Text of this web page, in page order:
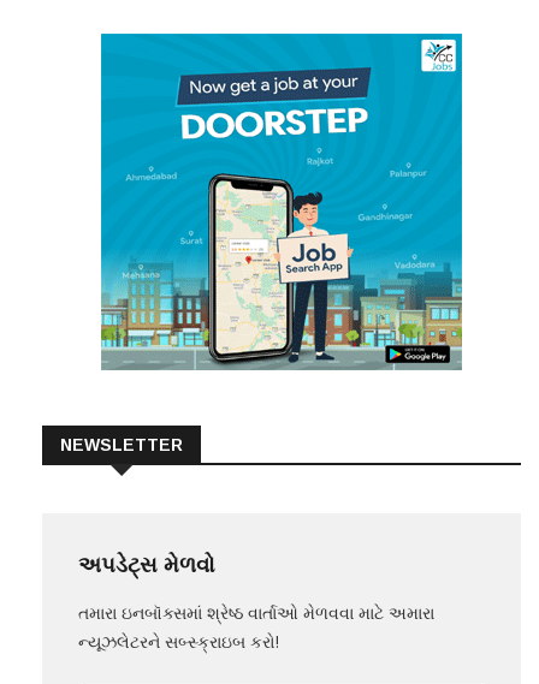
NEWSLETTER
અપડેટ્સ મેળવો
તમારા ઇનબૉક્સમાં શ્રેષ્ઠ વાર્તાઓ મેળવવા માટે અમારા
ન્યૂઝલેટરને સબ્સ્ક્રાઇબ કરો!